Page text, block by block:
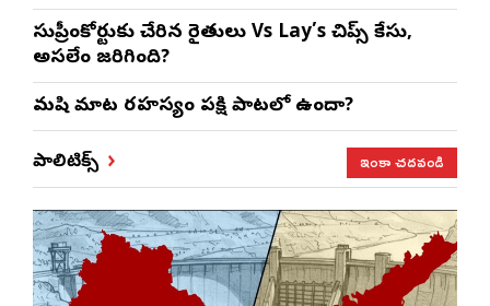
సుప్రీంకోర్టుకు చేరిన రైతులు Vs Lay’s చిప్స్‌ కేసు,
అసలేం జరిగింది?
మనిషి మాట రహస్యం పక్షి పాటలో ఉందా?
పాలిటిక్స్ ఇంకా చదవండి